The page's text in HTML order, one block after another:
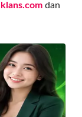
Iklans.comdan